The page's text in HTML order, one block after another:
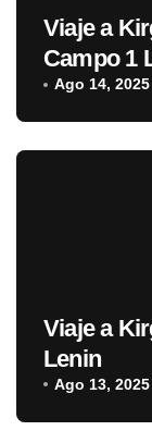
Viaje a
Campo 1
Ago 14, 2025
Viaje a
Lenin
Ago 13, 2025